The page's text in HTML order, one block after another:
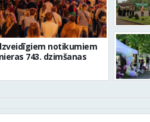
notikumiem
743. dzimšanas